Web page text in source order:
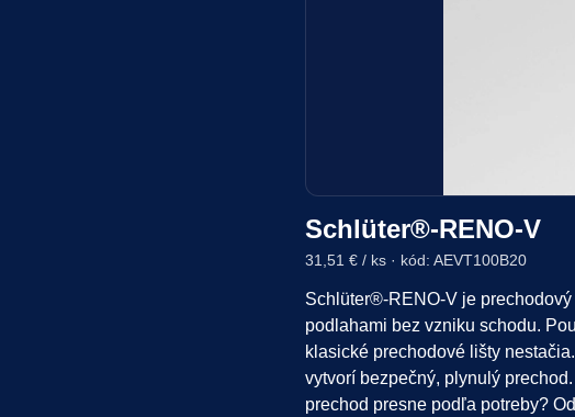
Schlüter®-RENO-V
31,51 € / ks · kód: AEVT100B20
Schlüter®-RENO-V je
podlahami bez vzniku schodu.
klasické prechodové lišty
vytvorí bezpečný, plynulý
prechod presne podľa potreby?